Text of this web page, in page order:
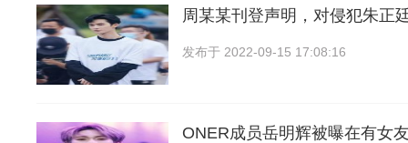
周某某刊登声明，对侵犯朱正
发布于 2022-09-15 17:08:16
ONER成员岳明辉被曝在有女